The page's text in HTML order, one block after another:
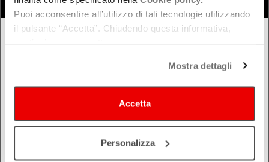
Puoi acconsentire all’utilizzo di tali tecnologie utilizzando
il pulsante “Accetta”. Chiudendo questa informativa,
Mostra dettagli
Accetta
Personalizza